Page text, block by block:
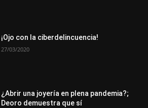
¡Ojo con la ciberdelincuencia!
27/03/2020
¿Abrir una joyería en plena pandemia?;
Deoro demuestra que sí